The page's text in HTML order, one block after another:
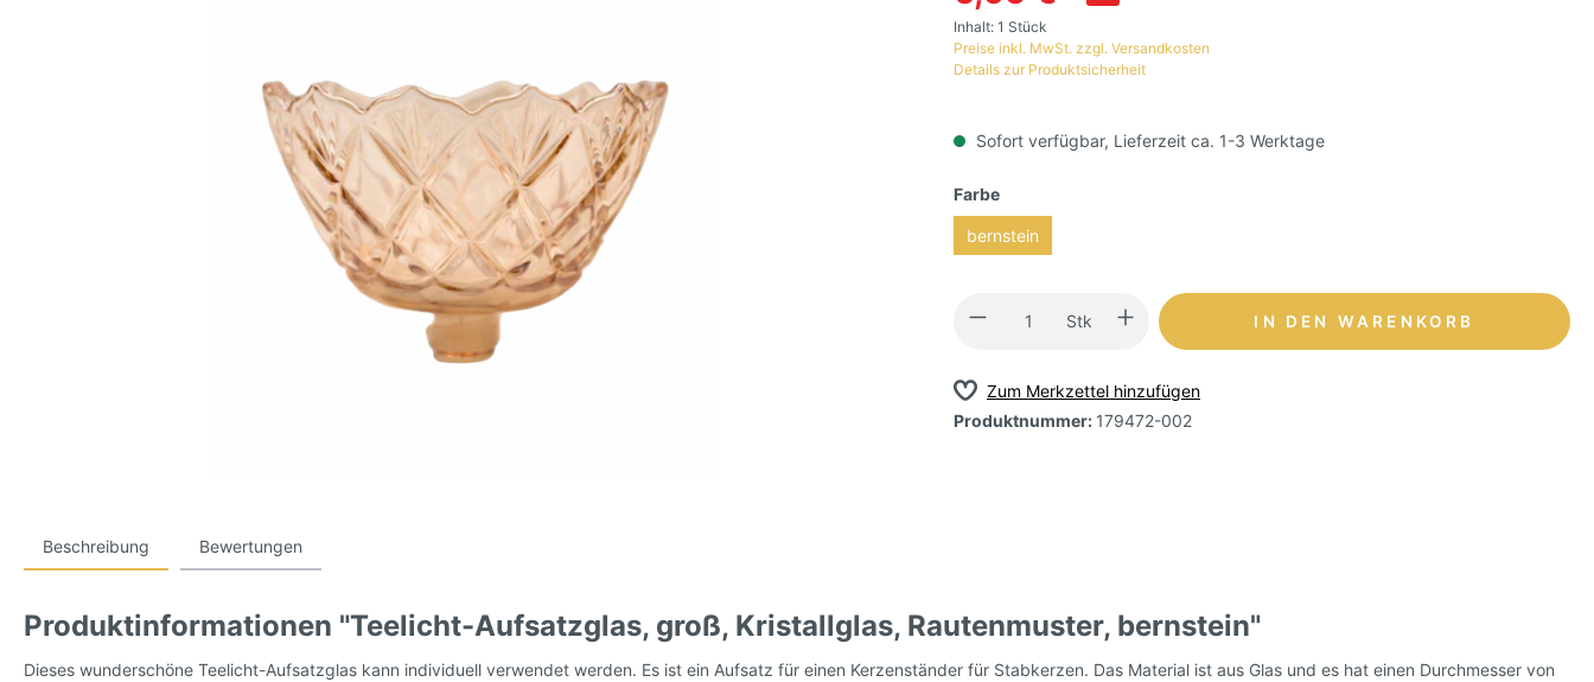
Inhalt: 1 Stück
Preise inkl. MwSt. zzgl. Versandkosten
Details zur Produktsicherheit
Sofort verfügbar, Lieferzeit ca. 1-3 Werktage
Farbe
bernstein
Stk IN DEN WARENKORB
Zum Merkzettel hinzufügen
Produktnummer: 179472-002
Beschreibung Bewertungen
Produktinformationen "Teelicht-Aufsatzglas, groß, Kristallglas, Rautenmuster, bernstein"
Dieses wunderschöne Teelicht-Aufsatzglas kann individuell verwendet werden. Es ist ein Aufsatz für einen Kerzenständer für Stabkerzen. Das Material ist aus Glas und es hat einen Durchmesser von